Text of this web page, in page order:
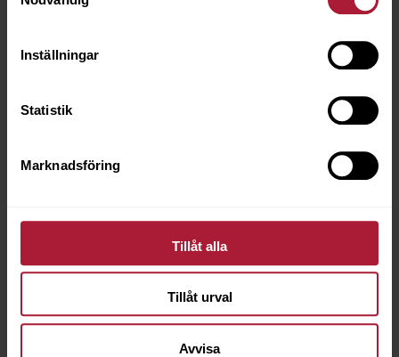
Inställningar
Statistik
Marknadsföring
Tillåt alla
Tillåt urval
Avvisa
NLE-2809
Beställningsvara